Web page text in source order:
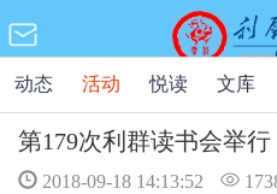
动态 活动 悦读 文库
第179次利群读书会举行
2018-09-18 14:13:52